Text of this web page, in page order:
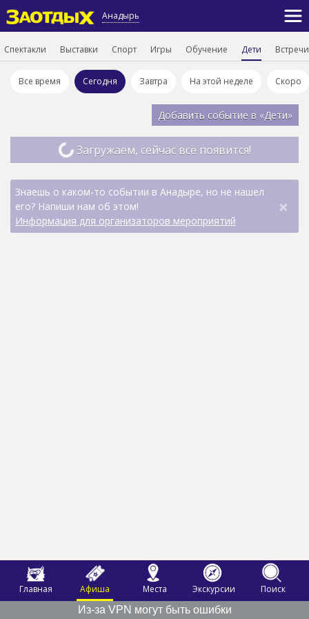
Анадырь
Главная Афиша Места Экскурсии
Поиск
Из-за VPN могут быть ошибки
Спектакли Выставки Спорт Игры Обучение Дети Встречи
Все время Сегодня Завтра На этой неделе Скоро
Добавить событие в «Дети»
Загружаем, сейчас всё появится!
Знаешь о каком-то событии в Анадыре, но не нашел
его? Напиши нам об этом!
Информация для организаторов мероприятий
×